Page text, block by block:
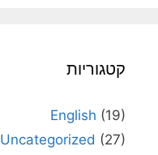
קטגוריות
English (19)
Uncategorized (27)